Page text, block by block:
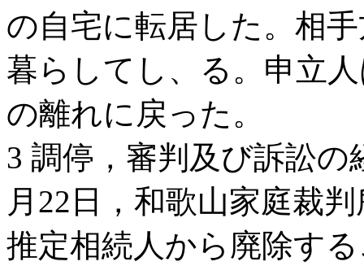
の自宅に転居した。相
暮らしてし、る。申立
の離れに戻った。
3 調停，審判及び訴訟の
月22日，和歌山家庭裁
推定相続人から廃除す